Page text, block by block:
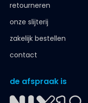
retourneren
onze slijterij
zakelijk bestellen
contact
de afspraak is